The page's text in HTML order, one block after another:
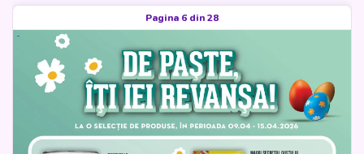
Pagina 6 din 28